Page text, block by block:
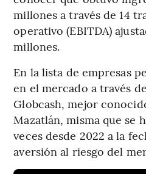
millones a través de 14
operativo (EBITDA)
millones.
En la lista de empresas
en el mercado a través
Globcash, mejor
Mazatlán, misma que se
veces desde 2022 a la
aversión al riesgo del